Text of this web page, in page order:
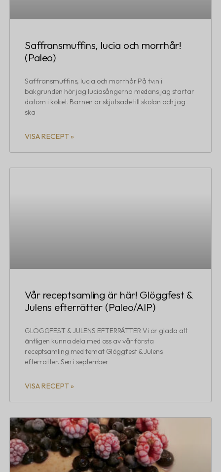
Saffransmuffins, lucia och morrhår!
(Paleo)
Saffransmuffins, lucia och morrhår På tv:n i
bakgrunden hör jag luciasångerna medans jag startar
datorn i köket. Barnen är skjutsade till skolan och jag
ska
VISA RECEPT »
Vår receptsamling är här! Glöggfest &
Julens efterrätter (Paleo/AIP)
GLÖGGFEST & JULENS EFTERRÄTTER Vi är glada att
äntligen kunna dela med oss av vår första
receptsamling med temat Glöggfest & Julens
efterrätter. Sen i september
VISA RECEPT »